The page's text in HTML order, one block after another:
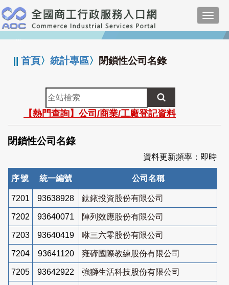
跳
到
主
要
:::
||首頁〉統計專區〉 閉鎖性公司名錄
全
站
檢
索
【熱門查詢】公司/商業/工廠登記資料
閉鎖性公司名錄
資料更新頻率：即時
序號 統一編號 公司名稱
7201 93638928 鈦銥投資股份有限公司
7202 93640071 陣列效應股份有限公司
7203 93640419 咻三六零股份有限公司
7204 93641120 雍碲國際教練股份有限公司
7205 93642922 強獅生活科技股份有限公司